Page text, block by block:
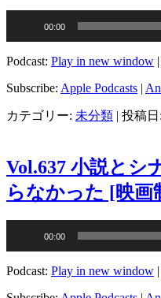
レ
ー
ー
00:00
Podcast: Play in new window |
Subscribe: Apple Podcasts |
カテゴリー: 未分類 | 投稿日:
Vol.637 小説とシ
らなかった [映画
レ
ー
00:00
Podcast: Play in new window |